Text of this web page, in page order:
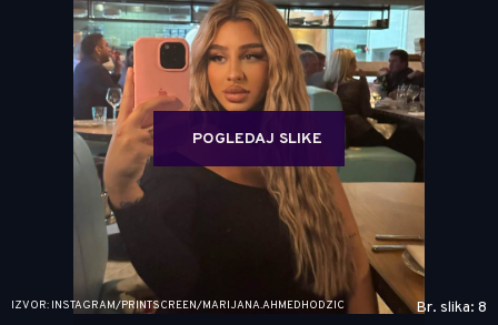
POGLEDAJ SLIKE
IZVOR: INSTAGRAM/PRINTSCREEN/MARIJANA.AHMEDHODZIC Br. slika: 8